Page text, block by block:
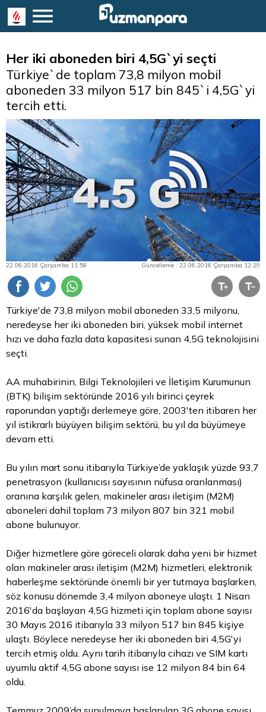
Her iki aboneden biri 4,5G`yi seçti
Türkiye`de toplam 73,8 milyon mobil
aboneden 33 milyon 517 bin 845`i 4,5G`yi
tercih etti.
22.06.2016 Çarşamba 11:58 Güncelleme : 22.06.2016 Çarşamba 12:29
Türkiye'de 73,8 milyon mobil aboneden 33,5 milyonu,
neredeyse her iki aboneden biri, yüksek mobil internet
hızı ve daha fazla data kapasitesi sunan 4,5G teknolojisini
seçti.
AA muhabirinin, Bilgi Teknolojileri ve İletişim Kurumunun
(BTK) bilişim sektöründe 2016 yılı birinci çeyrek
raporundan yaptığı derlemeye göre, 2003'ten itibaren her
yıl istikrarlı büyüyen bilişim sektörü, bu yıl da büyümeye
devam etti.
Bu yılın mart sonu itibarıyla Türkiye’de yaklaşık yüzde 93,7
penetrasyon (kullanıcısı sayısının nüfusa oranlanması)
oranına karşılık gelen, makineler arası iletişim (M2M)
aboneleri dahil toplam 73 milyon 807 bin 321 mobil
abone bulunuyor.
Diğer hizmetlere göre göreceli olarak daha yeni bir hizmet
olan makineler arası iletişim (M2M) hizmetleri, elektronik
haberleşme sektöründe önemli bir yer tutmaya başlarken,
söz konusu dönemde 3,4 milyon aboneye ulaştı. 1 Nisan
2016'da başlayan 4,5G hizmeti için toplam abone sayısı
30 Mayıs 2016 itibarıyla 33 milyon 517 bin 845 kişiye
ulaştı. Böylece neredeyse her iki aboneden biri 4,5G'yi
tercih etmiş oldu. Aynı tarih itibarıyla cihazı ve SIM kartı
uyumlu aktif 4,5G abone sayısı ise 12 milyon 84 bin 64
oldu.